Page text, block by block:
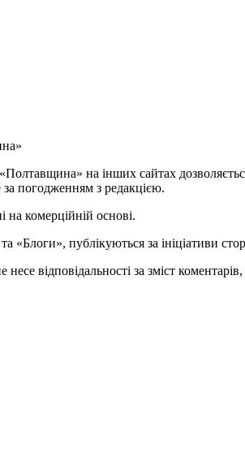
на інших сайтах
погодженням з редакцією.
на комерційній основі.
«Блоги», публікуються за ініціативи
відповідальності за зміст